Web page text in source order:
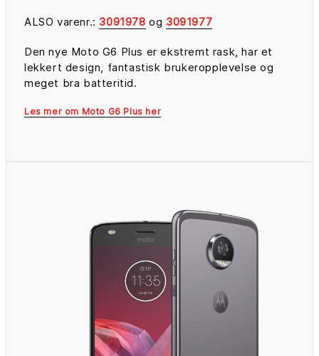
ALSO varenr.: 3091978 og 3091977
Den nye Moto G6 Plus er ekstremt rask, har et
lekkert design, fantastisk brukeropplevelse og
meget bra batteritid.
Les mer om Moto G6 Plus her